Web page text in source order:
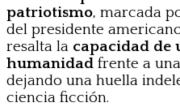
patriotismo, marcada
del presidente
resalta la capacidad de
humanidad frente a
dejando una huella
ciencia ficción.